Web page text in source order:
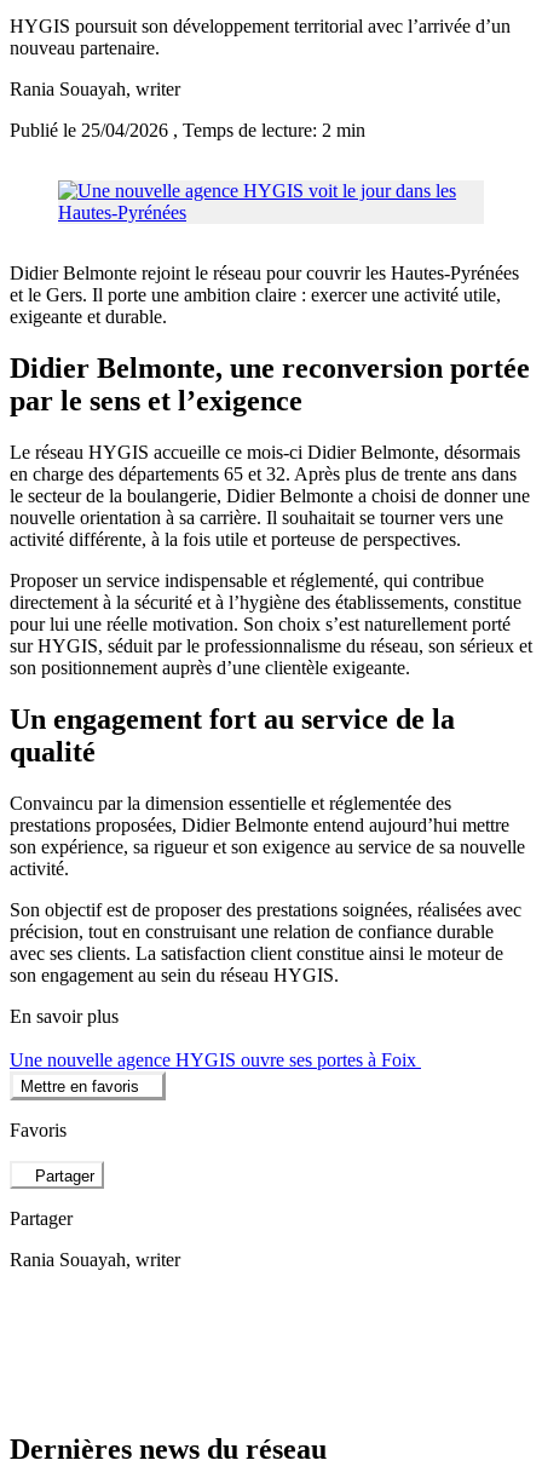
HYGIS poursuit son développement territorial avec l’arrivée d’un
nouveau partenaire.
Rania Souayah, writer
Publié le 25/04/2026 , Temps de lecture: 2 min
Didier Belmonte rejoint le réseau pour couvrir les Hautes-Pyrénées
et le Gers. Il porte une ambition claire : exercer une activité utile,
exigeante et durable.
Didier Belmonte, une reconversion portée
par le sens et l’exigence
Le réseau HYGIS accueille ce mois-ci Didier Belmonte, désormais
en charge des départements 65 et 32. Après plus de trente ans dans
le secteur de la boulangerie, Didier Belmonte a choisi de donner une
nouvelle orientation à sa carrière. Il souhaitait se tourner vers une
activité différente, à la fois utile et porteuse de perspectives.
Proposer un service indispensable et réglementé, qui contribue
directement à la sécurité et à l’hygiène des établissements, constitue
pour lui une réelle motivation. Son choix s’est naturellement porté
sur HYGIS, séduit par le professionnalisme du réseau, son sérieux et
son positionnement auprès d’une clientèle exigeante.
Un engagement fort au service de la
qualité
Convaincu par la dimension essentielle et réglementée des
prestations proposées, Didier Belmonte entend aujourd’hui mettre
son expérience, sa rigueur et son exigence au service de sa nouvelle
activité.
Son objectif est de proposer des prestations soignées, réalisées avec
précision, tout en construisant une relation de confiance durable
avec ses clients. La satisfaction client constitue ainsi le moteur de
son engagement au sein du réseau HYGIS.
En savoir plus
Une nouvelle agence HYGIS ouvre ses portes à Foix
Mettre en favoris
Favoris
Partager
Partager
Rania Souayah, writer
Dernières news du réseau